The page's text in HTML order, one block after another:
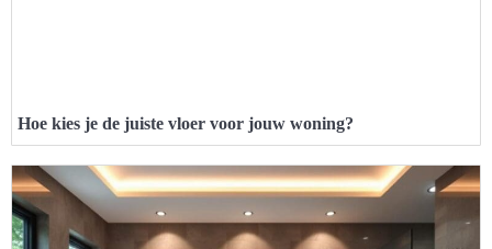
Hoe kies je de juiste vloer voor jouw woning?